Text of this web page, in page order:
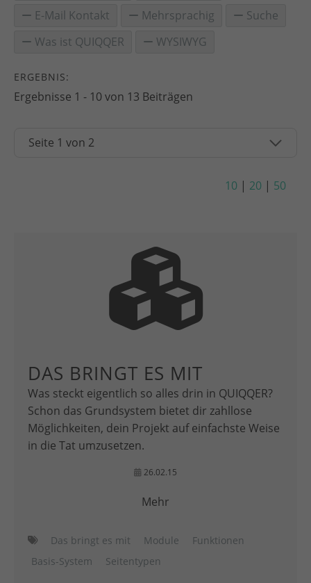
E-Mail Kontakt
Mehrsprachig
Suche
Was ist QUIQQER
WYSIWYG
ERGEBNIS:
Ergebnisse 1 - 10 von 13 Beiträgen
10 | 20 | 50
DAS BRINGT ES MIT
Was steckt eigentlich so alles drin in QUIQQER?
Schon das Grundsystem bietet dir zahllose
Möglichkeiten, dein Projekt auf einfachste Weise
in die Tat umzusetzen.
26.02.15
Mehr
Das bringt es mit Module
Funktionen
Basis-System
Seitentypen